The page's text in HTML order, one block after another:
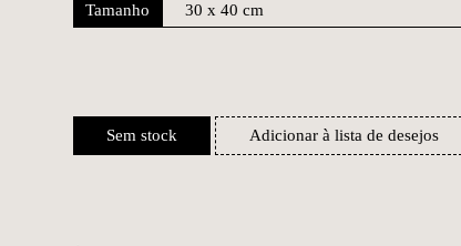
Tamanho
Sem stock Adicionar à lista de desejos